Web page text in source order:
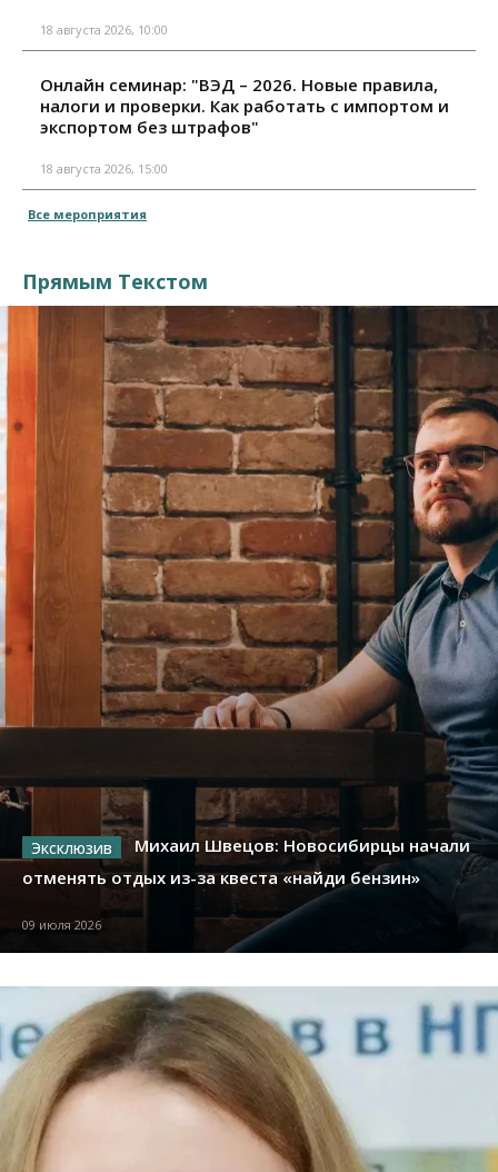
18 августа 2026, 10:00
Онлайн семинар: "ВЭД – 2026. Новые правила,
налоги и проверки. Как работать с импортом и
экспортом без штрафов"
18 августа 2026, 15:00
Все мероприятия
Прямым Текстом
Михаил Швецов: Новосибирцы начали
отменять отдых из-за квеста «найди бензин»
09 июля 2026